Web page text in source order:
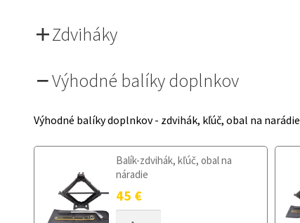
Zdviháky
Výhodné balíky doplnkov
Výhodné balíky doplnkov - zdvihák, kľúč, obal na
Balík-zdvihák, kľúč, obal na
náradie
45 €